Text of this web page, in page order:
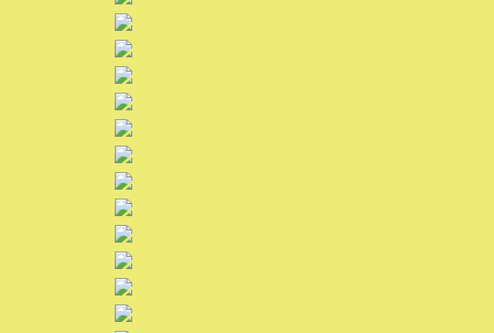
Unser Verein
Bildergalerie